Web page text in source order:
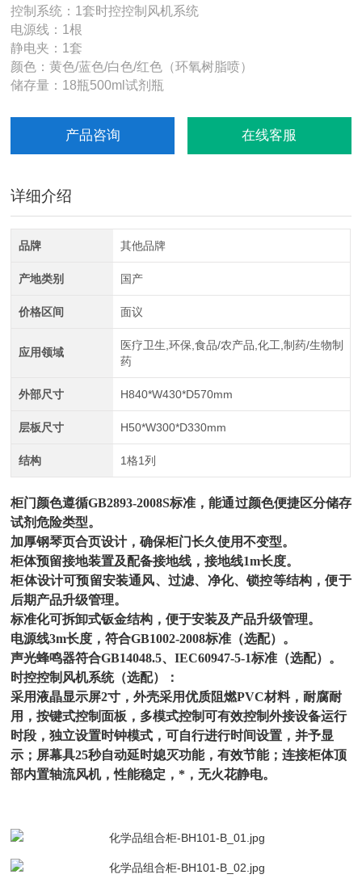
控制系统：1套时控控制风机系统
电源线：1根
静电夹：1套
颜色：黄色/蓝色/白色/红色（环氧树脂喷）
储存量：18瓶500ml试剂瓶
产品咨询 在线客服
详细介绍
品牌 其他品牌
产地类别 国产
价格区间 面议
应用领域
医疗卫生,环保,食品/农产品,化工,制药/生物制
药
外部尺寸 H840*W430*D570mm
层板尺寸 H50*W300*D330mm
结构 1格1列
柜门颜色遵循GB2893-2008S标准，能通过颜色便捷区分储存
试剂危险类型。
加厚钢琴页合页设计，确保柜门长久使用不变型。
柜体预留接地装置及配备接地线，接地线1m长度。
柜体设计可预留安装通风、过滤、净化、锁控等结构，便于
后期产品升级管理。
标准化可拆卸式钣金结构，便于安装及产品升级管理。
电源线3m长度，符合GB1002-2008标准（选配）。
声光蜂鸣器符合GB14048.5、IEC60947-5-1标准（选配）。
时控控制风机系统（选配）：
采用液晶显示屏2寸，外壳采用优质阻燃PVC材料，耐腐耐
用，按键式控制面板，多模式控制可有效控制外接设备运行
时段，独立设置时钟模式，可自行进行时间设置，并予显
示；屏幕具25秒自动延时媳灭功能，有效节能；连接柜体顶
部内置轴流风机，性能稳定，*，无火花静电。